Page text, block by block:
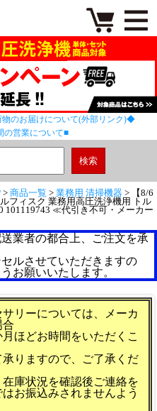
のお届けについて(外部リンク)◆
の営業について■
> 商品一覧 > 業務用 清掃機器 > 【8/6
フィスク 業務用高圧洗浄機用 トル
101119743 ≪代引き不可・メーカー
業者の都合上、ご注文を承
ルさせていただきますの
お願いいたします。
リーについては、メーカ
合
ほどお時間をいただくこ
りますので、ご了承くだ
庫状況を確認後ご連絡を
お振込みされませんよう